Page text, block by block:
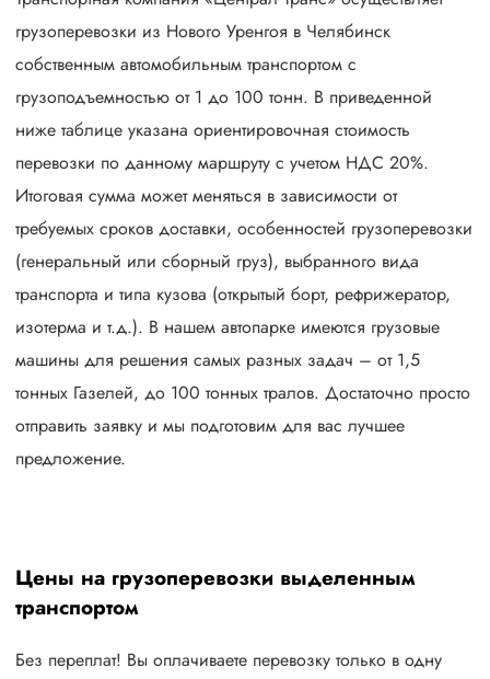
грузоперевозки из Нового Уренгоя в Челябинск
собственным автомобильным транспортом с
грузоподъемностью от 1 до 100 тонн. В приведенной
ниже таблице указана ориентировочная стоимость
перевозки по данному маршруту с учетом НДС 20%.
Итоговая сумма может меняться в зависимости от
требуемых сроков доставки, особенностей грузоперевозки
(генеральный или сборный груз), выбранного вида
транспорта и типа кузова (открытый борт, рефрижератор,
изотерма и т.д.). В нашем автопарке имеются грузовые
машины для решения самых разных задач – от 1,5
тонных Газелей, до 100 тонных тралов. Достаточно просто
отправить заявку и мы подготовим для вас лучшее
предложение.
Цены на грузоперевозки выделенным
транспортом
Без переплат! Вы оплачиваете перевозку только в одну